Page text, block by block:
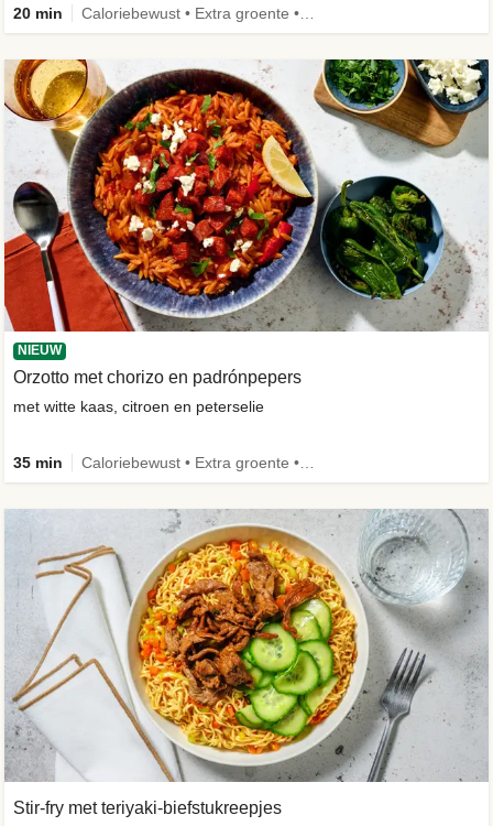
20 min
NIEUW
Orzotto met chorizo en padrónpepers
met witte kaas, citroen en peterselie
35 min
Stir-fry met teriyaki-biefstukreepjes